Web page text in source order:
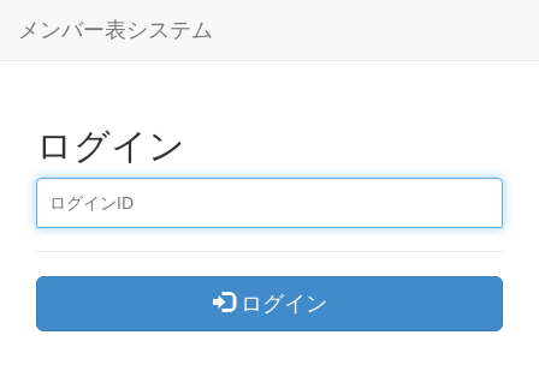
メンバー表システム
ログイン
ログイン